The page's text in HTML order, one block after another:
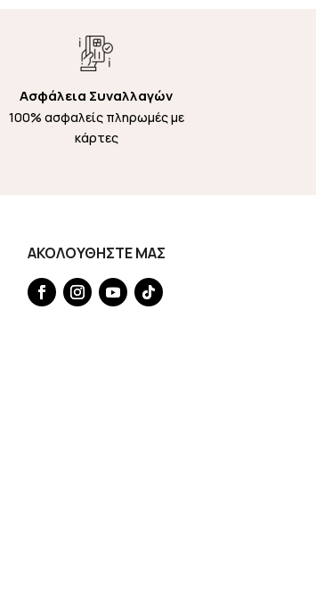
Ασφάλεια Συναλλαγών
100% ασφαλείς πληρωμές με
κάρτες
ΑΚΟΛΟΥΘΗΣΤΕ ΜΑΣ